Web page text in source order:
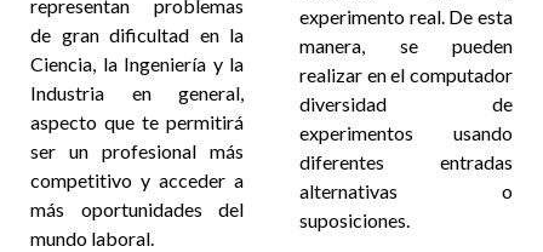
representan problemas
de gran dificultad en la
Ciencia, la Ingeniería y la
Industria en general,
aspecto que te permitirá
ser un profesional más
competitivo y acceder a
más oportunidades del
mundo laboral.
experimento real. De esta
manera, se pueden
realizar en el computador
diversidad de
experimentos usando
diferentes entradas
alternativas o
suposiciones.